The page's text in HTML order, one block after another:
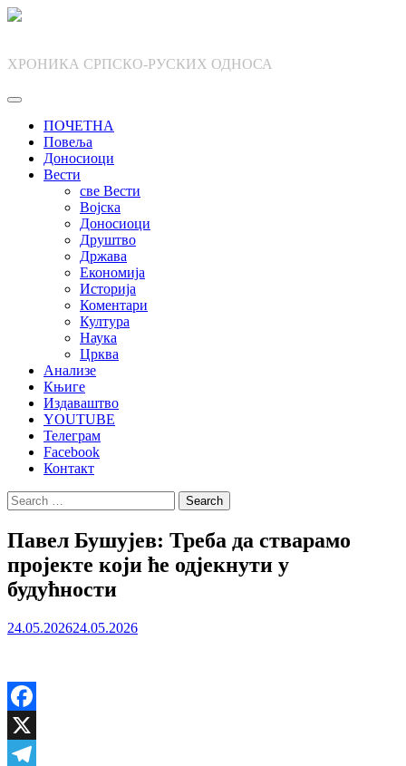
Skip
ХРОНИКА СРПСКО-РУСКИХ ОДНОСА
ПОЧЕТНА
Повеља
Доносиоци
Вести
све Вести
Војска
Доносиоци
Друштво
Држава
Економија
Историја
Коментари
Култура
Наука
Црква
Анализе
Књиге
Издаваштво
YOUTUBE
Телеграм
Facebook
Контакт
Search
for:
Павел Бушујев: Треба да стварамо
пројекте који ће одјекнути у
будућности
24.05.202624.05.2026
Facebook
X